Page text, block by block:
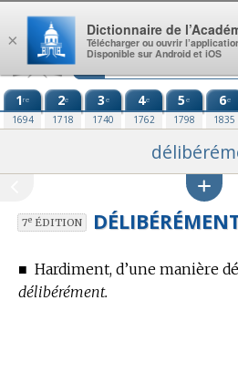
Aller au contenu
1re
1694
2e
1718
3e
1740
4e
1762
5e
1798
6e
1835
7eÉDITION
■ Hardiment, d’une manière
délibérément.
×
Dictionnaire de
Télécharger ou ouvrir
Disponible sur Android et iOS